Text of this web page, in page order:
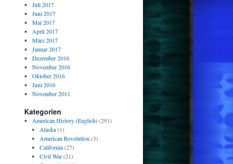
Juli 2017
Juni 2017
Mai 2017
April 2017
März 2017
Januar 2017
Dezember 2016
November 2016
Oktober 2016
Juni 2016
November 2011
Kategorien
American History (English)(291)
Alaska(1)
American Revolution (3)
California(27)
Civil War(21)